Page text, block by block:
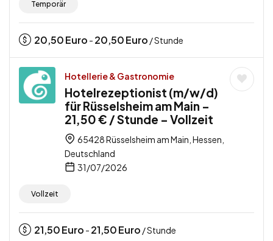
Temporär
20,50Euro - 20,50Euro / Stunde
Hotellerie & Gastronomie
Hotelrezeptionist (m/w/d)
für Rüsselsheim am Main –
21,50 € / Stunde – Vollzeit
65428 Rüsselsheim am Main, Hessen,
Deutschland
31/07/2026
Vollzeit
21,50Euro - 21,50Euro / Stunde